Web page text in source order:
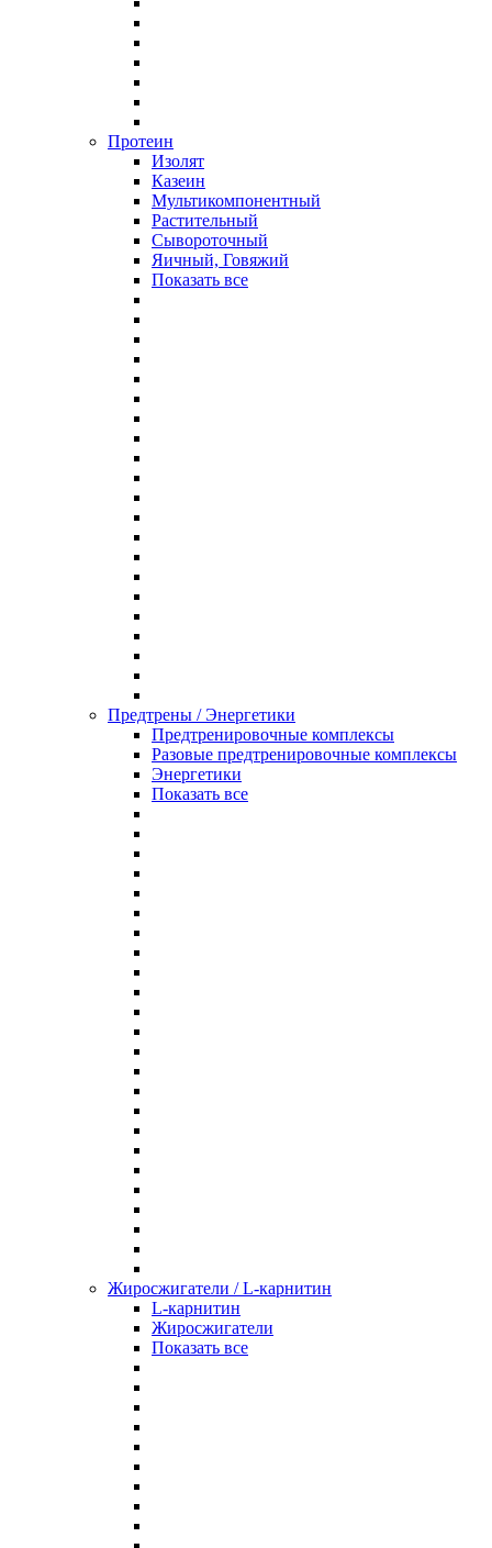
Протеин
Изолят
Казеин
Мультикомпонентный
Растительный
Сывороточный
Яичный, Говяжий
Показать все
Предтрены / Энергетики
Предтренировочные комплексы
Разовые предтренировочные комплексы
Энергетики
Показать все
Жиросжигатели / L-карнитин
L-карнитин
Жиросжигатели
Показать все